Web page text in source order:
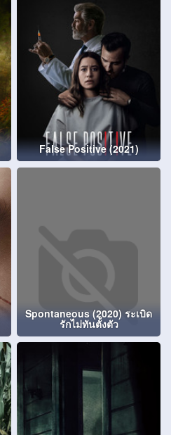
False Positive (2021)
Spontaneous (2020) ระเบิด
รักไม่ทันตั้งตัว